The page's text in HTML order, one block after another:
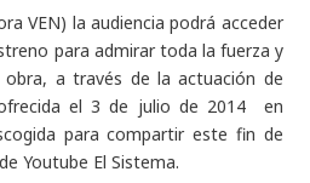
VEN) la audiencia podrá acceder
para admirar toda la fuerza y
a través de la actuación de
el 3 de julio de 2014 en
para compartir este fin de
Youtube El Sistema.